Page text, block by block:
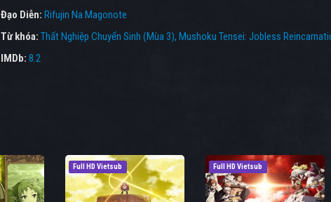
Đạo Diễn: Rifujin Na Magonote
Từ khóa: Thất Nghiệp Chuyển Sinh (Mùa 3), Mushoku Tensei: Jobless
IMDb: 8.2
Full HD Vietsub Full HD Vietsub